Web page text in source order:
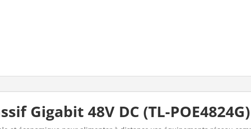
Gigabit 48V DC (TL-POE4824G)